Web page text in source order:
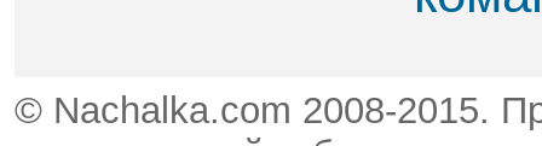
© Nachalka.com 2008-2015.